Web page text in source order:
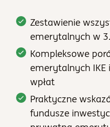
Zestawienie
emerytalnych w
Kompleksowe
emerytalnych IKE
wpłat
Praktyczne
fundusze